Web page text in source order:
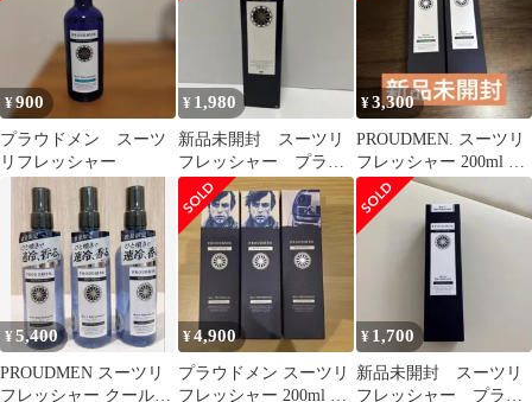
¥900
プラウドメン スーツ
リフレッシャー
¥ 1,980
新品未開封 スーツリ
フレッシャー プラウ
ドメン PROUDMEN
200ml
¥3,300
PROUDMEN. スーツリ
フレッシャー 200ml 2
本セット
¥5,400
PROUDMEN スーツリ
フレッシャー クールス
¥4,900
プラウドメン スーツリ
フレッシャー 200ml グ
¥ 1,700
新品未開封 スーツリ
フレッシャー プラウ